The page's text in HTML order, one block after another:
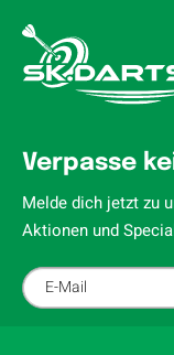
Verpasse
Melde dich jetzt zu
Aktionen und